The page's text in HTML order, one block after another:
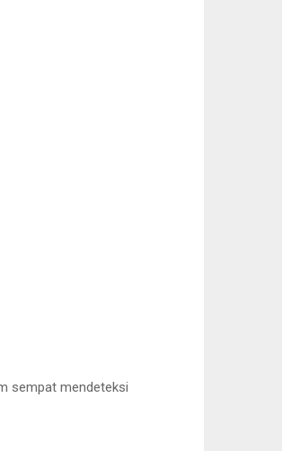
sempat mendeteksi